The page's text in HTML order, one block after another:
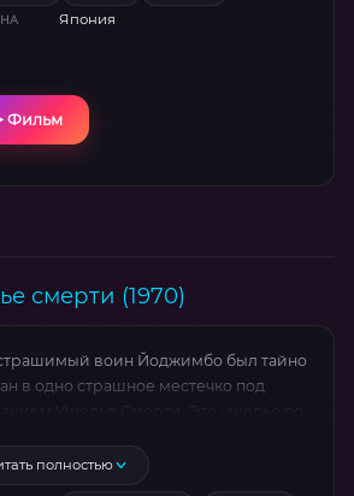
Япония
Фильм
смерти (1970)
воин Йоджимбо был тайно
в одно страшное местечко под
артерией, по которой
оружие, боеприпасы и живая
полностью